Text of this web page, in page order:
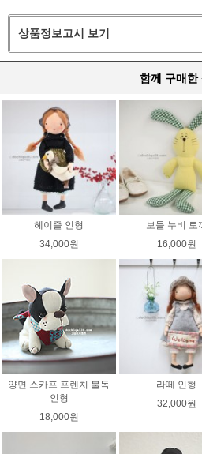
상품정보고시 보기
함께 구매한
헤이즐 인형
34,000원
보들 누비 토
16,000원
양면 스카프 프렌치 불독
인형
18,000원
라떼 인형
32,000원